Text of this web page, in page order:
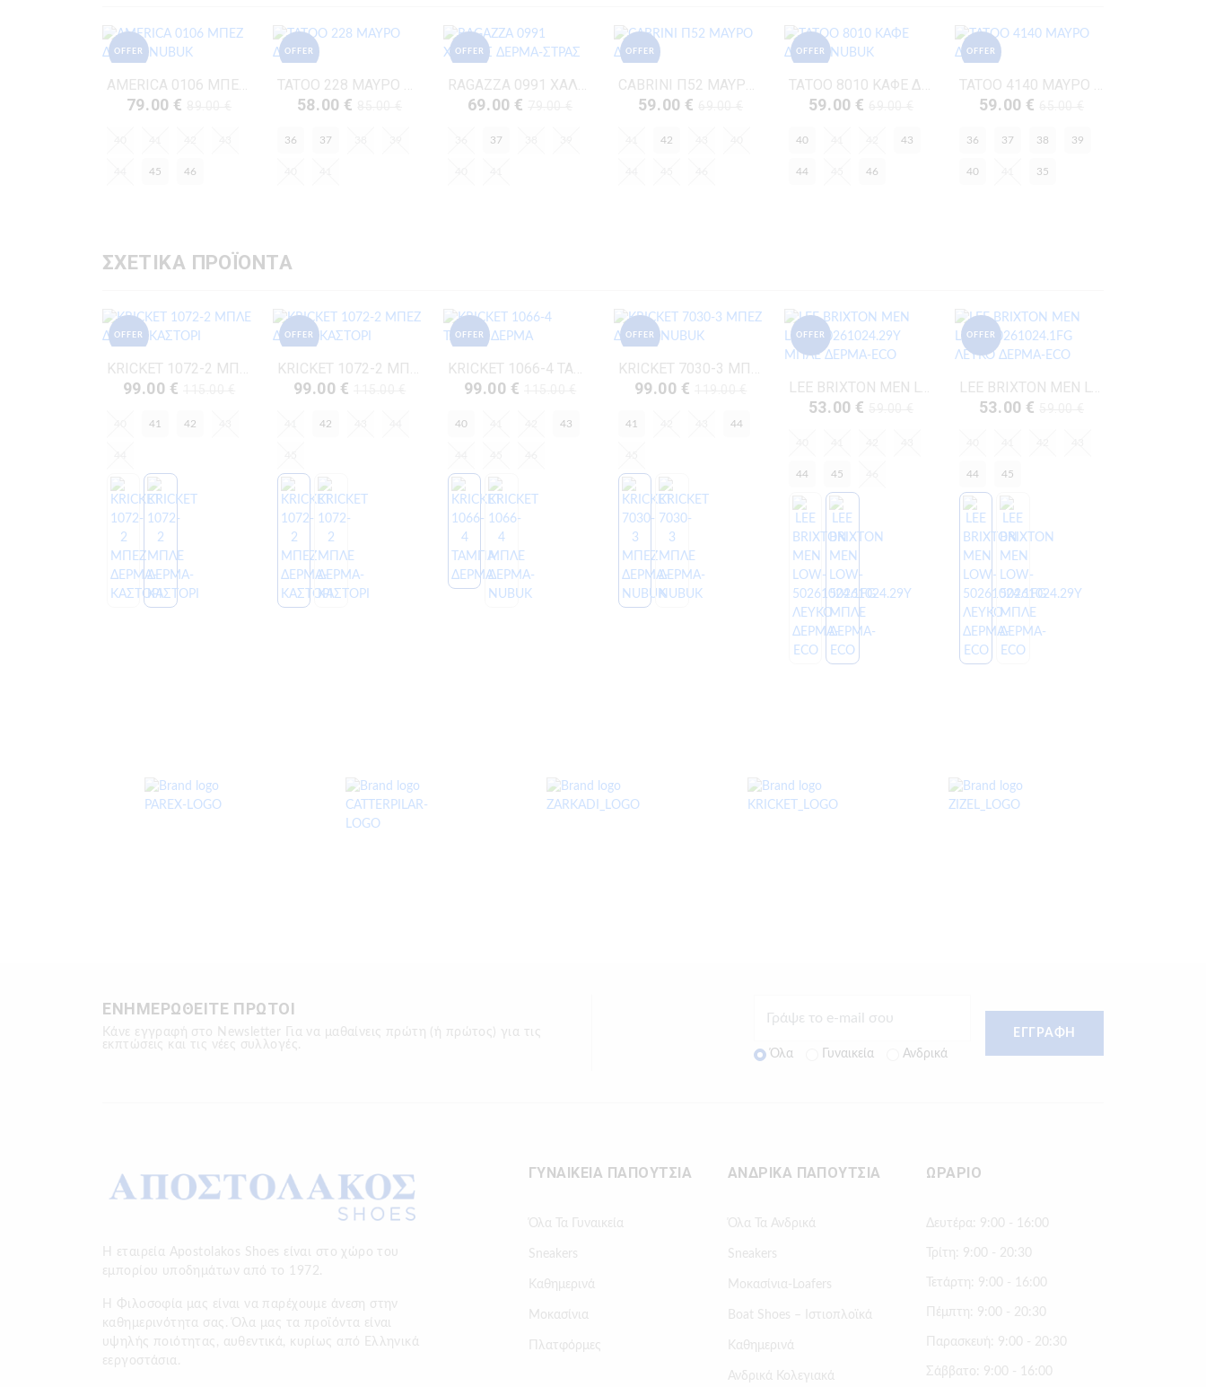
OFFER
AMERICA 0106 ΜΠΕΖ ΔΕΡΜΑ-NUBUK
79.00 €
45 46
OFFER
TATOO 228 ΜΑΥΡΟ ΔΕΡΜΑ
58.00 €
36 37
OFFER
RAGAZZA 0991 ΧΑΛΚΟΣ ΔΕΡΜΑ-ΣΤΡΑΣ
69.00 €
37
OFFER
CABRINI Π52 ΜΑΥΡΟ ΔΕΡΜΑ
59.00 €
42
OFFER
ΤΑΤΟΟ 8010 ΚΑΦΕ ΔΕΡΜΑ NUBUK
59.00 €
40 43
44 46
OFFER
TATOO 4140 ΜΑΥΡΟ ΔΕΡΜΑ
59.00 €
36 37 38 39
40 35
ΣΧΕΤΙΚΑ ΠΡΟΪΟΝΤΑ
OFFER
KRICKET 1072-2 ΜΠΛΕ ΔΕΡΜΑ-ΚΑΣΤΟΡΙ
99.00 €
41 42
OFFER
KRICKET 1072-2 ΜΠΕΖ ΔΕΡΜΑ-ΚΑΣΤΟΡΙ
99.00 €
42
OFFER
KRICKET 1066-4 ΤΑΜΠΑ ΔΕΡΜΑ
99.00 €
40 43
OFFER
KRICKET 7030-3 ΜΠΕΖ ΔΕΡΜΑ-NUBUK
99.00 €
41 44
OFFER
LEE BRIXTON MEN LOW-50261024.29Y ΜΠΛΕ ΔΕΡΜΑ-ECO
53.00 €
44 45
OFFER
LEE BRIXTON MEN LOW-50261024.1FG ΛΕΥΚΟ ΔΕΡΜΑ-ECO
53.00 €
44 45
ΕΝΗΜΕΡΩΘΕΙΤΕ ΠΡΩΤΟΙ
Κάνε εγγραφή στο Newsletter Για να μαθαίνεις πρώτη (ή πρώτος) για τις
εκπτώσεις και τις νέες συλλογές.
Όλα Γυναικεία Ανδρικά
ΕΓΓΡΑΦΗ
Η εταιρεία Apostolakos Shoes είναι στο χώρο του
εμπορίου υποδημάτων από το 1972.
H Φιλοσοφία μας είναι να παρέχουμε άνεση στην
καθημερινότητα σας. Όλα μας τα προϊόντα είναι
υψηλής ποιότητας, αυθεντικά, κυρίως από Ελληνικά
εεργοστάσια.
ΓΥΝΑΙΚΕΙΑ ΠΑΠΟΥΤΣΙΑ
Όλα Τα Γυναικεία
Sneakers
Καθημερινά
Μοκασίνια
Πλατφόρμες
ΑΝΔΡΙΚΑ ΠΑΠΟΥΤΣΙΑ
Όλα Τα Ανδρικά
Sneakers
Μοκασίνια-Loafers
Boat Shoes – Ιστιοπλοϊκά
Καθημερινά
Ανδρικά Κολεγιακά
ΩΡΑΡΙΟ
Δευτέρα: 9:00 - 16:00
Τρίτη: 9:00 - 20:30
Τετάρτη: 9:00 - 16:00
Πέμπτη: 9:00 - 20:30
Παρασκευή: 9:00 - 20:30
Σάββατο: 9:00 - 16:00